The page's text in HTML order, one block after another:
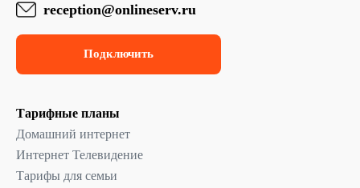
reception@onlineserv.ru
Подключить
Тарифные планы
Домашний интернет
Интернет Телевидение
Тарифы для семьи